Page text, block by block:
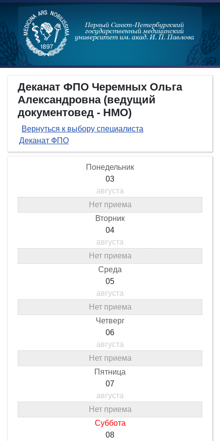
Деканат ФПО Черемных Ольга
Александровна (ведущий
документовед - НМО)
Вернуться к выбору специалиста
Деканат ФПО
Понедельник
03
августа
Нет приема
Вторник
04
августа
Нет приема
Среда
05
августа
Нет приема
Четверг
06
августа
Нет приема
Пятница
07
августа
Нет приема
Суббота
08